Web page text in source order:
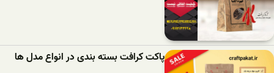
پاکت کرافت بسته بندی در انواع مدل ها